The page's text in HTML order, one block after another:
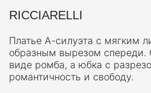
RICCIARELLI
Платье А-силуэта с мягким
образным вырезом спереди.
виде ромба, а юбка с
романтичность и свободу.